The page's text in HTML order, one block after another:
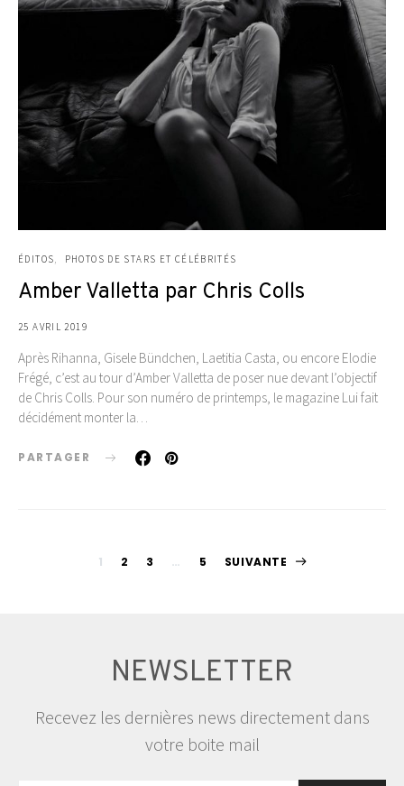
ÉDITOS PHOTOS DE STARS ET CÉLÉBRITÉS
Amber Valletta par Chris Colls
25 AVRIL 2019
Après Rihanna, Gisele Bündchen, Laetitia Casta, ou encore Elodie
Frégé, c’est au tour d’Amber Valletta de poser nue devant l’objectif
de Chris Colls. Pour son numéro de printemps, le magazine Lui fait
décidément monter la…
PARTAGER
Pagination
1 2 3 … 5 SUIVANTE
NEWSLETTER
Recevez les dernières news directement dans
votre boite mail